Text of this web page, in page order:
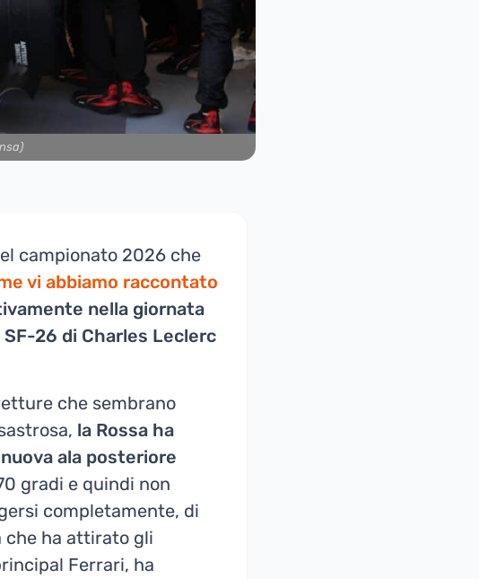
campionato 2026 che
vi abbiamo raccontato
nella giornata
SF-26 di Charles Leclerc
che sembrano
la Rossa ha
nuova ala posteriore
gradi e quindi non
completamente, di
che ha attirato gli
Ferrari, ha